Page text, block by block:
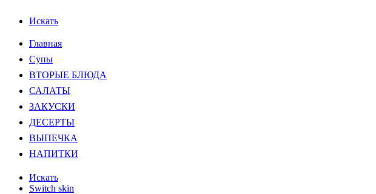
Искать
Главная
Супы
ВТОРЫЕ БЛЮДА
САЛАТЫ
ЗАКУСКИ
ДЕСЕРТЫ
ВЫПЕЧКА
НАПИТКИ
Искать
Switch skin